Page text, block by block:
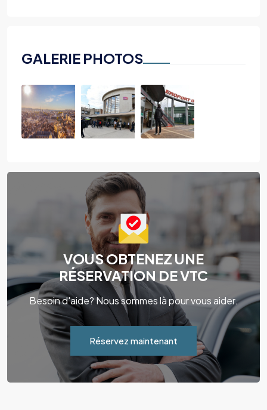
GALERIE PHOTOS
VOUS OBTENEZ UNE
RÉSERVATION DE VTC
Besoin d'aide? Nous sommes là pour vous aider.
Réservez maintenant